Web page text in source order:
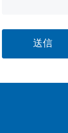
送信